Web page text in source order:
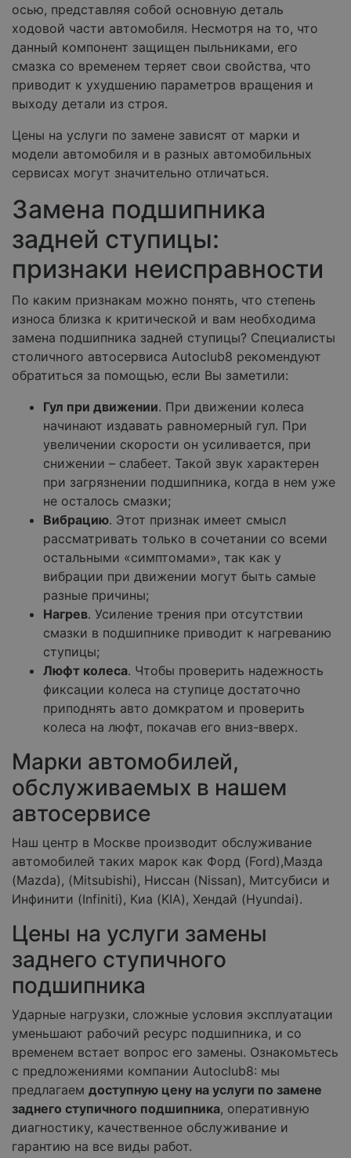
осью, представляя собой основную деталь
ходовой части автомобиля. Несмотря на то, что
данный компонент защищен пыльниками, его
смазка со временем теряет свои свойства, что
приводит к ухудшению параметров вращения и
выходу детали из строя.
Цены на услуги по замене зависят от марки и
модели автомобиля и в разных автомобильных
сервисах могут значительно отличаться.
Замена подшипника
задней ступицы:
признаки неисправности
По каким признакам можно понять, что степень
износа близка к критической и вам необходима
замена подшипника задней ступицы? Специалисты
столичного автосервиса Autoclub8 рекомендуют
обратиться за помощью, если Вы заметили:
Гул при движении. При движении колеса
начинают издавать равномерный гул. При
увеличении скорости он усиливается, при
снижении – слабеет. Такой звук характерен
при загрязнении подшипника, когда в нем уже
не осталось смазки;
Вибрацию. Этот признак имеет смысл
рассматривать только в сочетании со всеми
остальными «симптомами», так как у
вибрации при движении могут быть самые
разные причины;
Нагрев. Усиление трения при отсутствии
смазки в подшипнике приводит к нагреванию
ступицы;
Люфт колеса. Чтобы проверить надежность
фиксации колеса на ступице достаточно
приподнять авто домкратом и проверить
колеса на люфт, покачав его вниз-вверх.
Марки автомобилей,
обслуживаемых в нашем
автосервисе
Наш центр в Москве производит обслуживание
автомобилей таких марок как Форд (Ford),Мазда
(Mazda), (Mitsubishi), Нисcан (Nissan), Митсубиси и
Инфинити (Infiniti), Киа (KIA), Хендай (Hyundai).
Цены на услуги замены
заднего ступичного
подшипника
Ударные нагрузки, сложные условия эксплуатации
уменьшают рабочий ресурс подшипника, и со
временем встает вопрос его замены. Ознакомьтесь
с предложениями компании Autoclub8: мы
предлагаем доступную цену на услуги по замене
заднего ступичного подшипника, оперативную
диагностику, качественное обслуживание и
гарантию на все виды работ.